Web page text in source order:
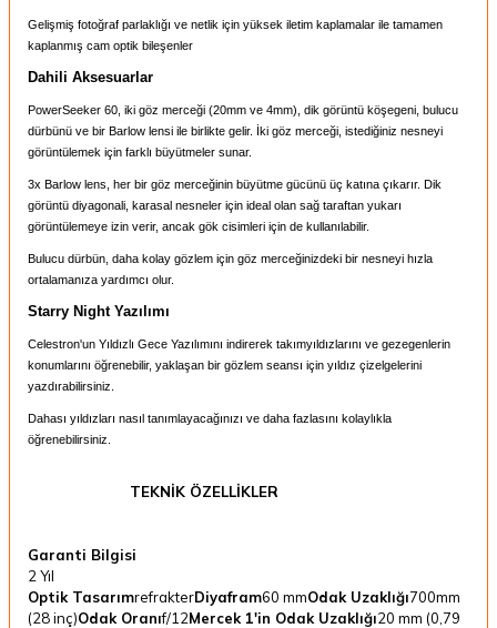
Gelişmiş fotoğraf parlaklığı ve netlik için yüksek iletim kaplamalar ile tamamen
kaplanmış cam optik bileşenler
Dahili Aksesuarlar
PowerSeeker 60, iki göz merceği (20mm ve 4mm), dik görüntü köşegeni, bulucu
dürbünü ve bir Barlow lensi ile birlikte gelir. İki göz merceği, istediğiniz nesneyi
görüntülemek için farklı büyütmeler sunar.
3x Barlow lens, her bir göz merceğinin büyütme gücünü üç katına çıkarır. Dik
görüntü diyagonali, karasal nesneler için ideal olan sağ taraftan yukarı
görüntülemeye izin verir, ancak gök cisimleri için de kullanılabilir.
Bulucu dürbün, daha kolay gözlem için göz merceğinizdeki bir nesneyi hızla
ortalamanıza yardımcı olur.
Starry Night Yazılımı
Celestron'un Yıldızlı Gece Yazılımını indirerek takımyıldızlarını ve gezegenlerin
konumlarını öğrenebilir, yaklaşan bir gözlem seansı için yıldız çizelgelerini
yazdırabilirsiniz.
Dahası yıldızları nasıl tanımlayacağınızı ve daha fazlasını kolaylıkla
öğrenebilirsiniz.
TEKNİK ÖZELLİKLER
Garanti Bilgisi
2 Yıl
Optik TasarımrefrakterDiyafram60 mmOdak Uzaklığı700mm
(28 inç)Odak Oranıf/12Mercek 1'in Odak Uzaklığı20 mm (0,79